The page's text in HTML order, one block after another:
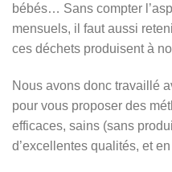
bébés… Sans compter
mensuels, il faut aussi
ces déchets produisent à
Nous avons donc travaillé
pour vous proposer des
efficaces, sains (sans
d’excellentes qualités, et